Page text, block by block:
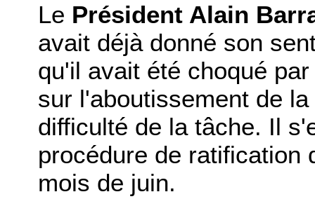
Le Président Alain
avait déjà donné son
qu'il avait été choqué
sur l'aboutissement de
difficulté de la tâche. Il
procédure de ratification
mois de juin.